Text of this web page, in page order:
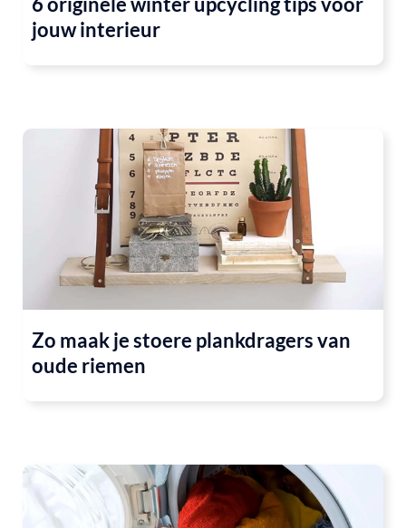
jouw interieur
Zo maak je stoere plankdragers van
oude riemen